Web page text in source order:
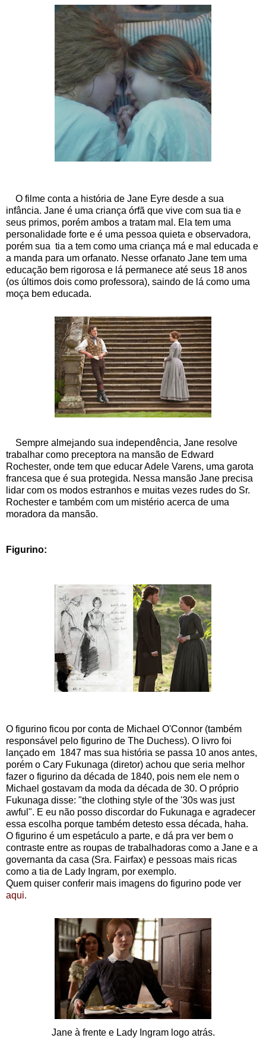
O filme conta a história de Jane Eyre desde a sua
infância. Jane é uma criança órfã que vive com sua tia e
seus primos, porém ambos a tratam mal. Ela tem uma
personalidade forte e é uma pessoa quieta e observadora,
porém sua tia a tem como uma criança má e mal educada e
a manda para um orfanato. Nesse orfanato Jane tem uma
educação bem rigorosa e lá permanece até seus 18 anos
(os últimos dois como professora), saindo de lá como uma
moça bem educada.
Sempre almejando sua independência, Jane resolve
trabalhar como preceptora na mansão de Edward
Rochester, onde tem que educar Adele Varens, uma garota
francesa que é sua protegida. Nessa mansão Jane precisa
lidar com os modos estranhos e muitas vezes rudes do Sr.
Rochester e também com um mistério acerca de uma
moradora da mansão.
Figurino:
O figurino ficou por conta de Michael O'Connor (também
responsável pelo figurino de The Duchess). O livro foi
lançado em 1847 mas sua história se passa 10 anos antes,
porém o Cary Fukunaga (diretor) achou que seria melhor
fazer o figurino da década de 1840, pois nem ele nem o
Michael gostavam da moda da década de 30. O próprio
Fukunaga disse: "the clothing style of the '30s was just
awful". E eu não posso discordar do Fukunaga e agradecer
essa escolha porque também detesto essa década, haha.
O figurino é um espetáculo a parte, e dá pra ver bem o
contraste entre as roupas de trabalhadoras como a Jane e a
governanta da casa (Sra. Fairfax) e pessoas mais ricas
como a tia de Lady Ingram, por exemplo.
Quem quiser conferir mais imagens do figurino pode ver
aqui.
Jane à frente e Lady Ingram logo atrás.